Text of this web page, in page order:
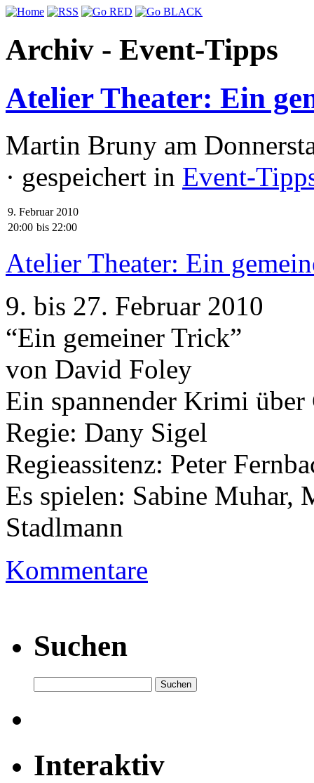
Archiv - Event-Tipps
Atelier Theater: Ein
Martin Bruny am
· gespeichert in Event-
9. Februar 2010
20:00 bis 22:00
Atelier Theater: Ein
9. bis 27. Februar 2010
“Ein gemeiner Trick”
von David Foley
Ein spannender Krimi
Regie: Dany Sigel
Regieassitenz: Peter
Es spielen: Sabine Muhar,
Stadlmann
Kommentare
Suchen
Interaktiv